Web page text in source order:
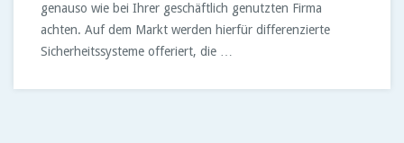
genauso wie bei Ihrer geschäftlich genutzten Firma
achten. Auf dem Markt werden hierfür differenzierte
Sicherheitssysteme offeriert, die …